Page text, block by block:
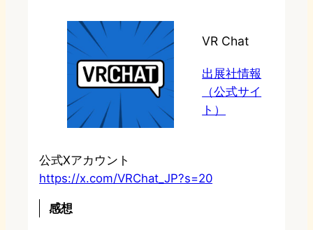
VR Chat
出展社情報
（公式サイ
ト）
公式Xアカウント
https://x.com/VRChat_JP?s=20
感想